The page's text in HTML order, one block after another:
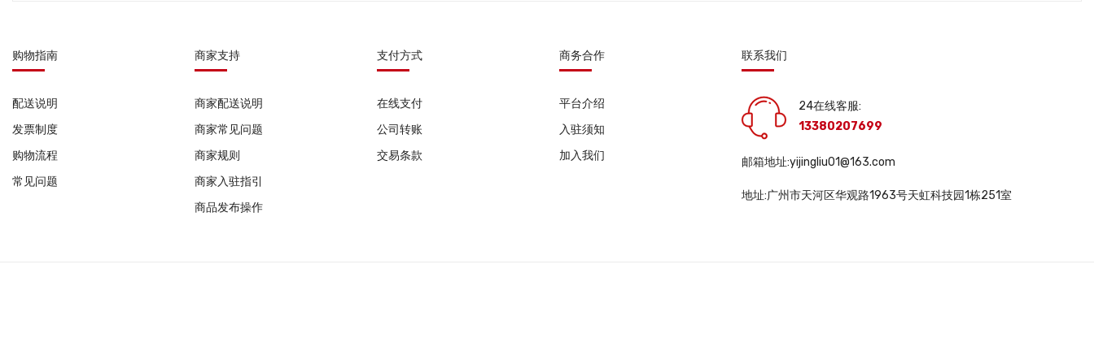
购物指南
配送说明
发票制度
购物流程
常见问题
商家支持
商家配送说明
商家常见问题
商家规则
商家入驻指引
商品发布操作
支付方式
在线支付
公司转账
交易条款
商务合作
平台介绍
入驻须知
加入我们
联系我们
24在线客服:
13380207699
邮箱地址:yijingliu01@163.com
地址:广州市天河区华观路1963号天虹科技园1栋251室